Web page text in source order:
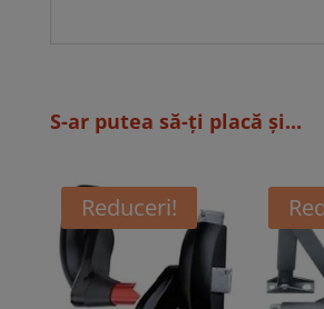
S-ar putea să-ți placă și...
Reduceri!